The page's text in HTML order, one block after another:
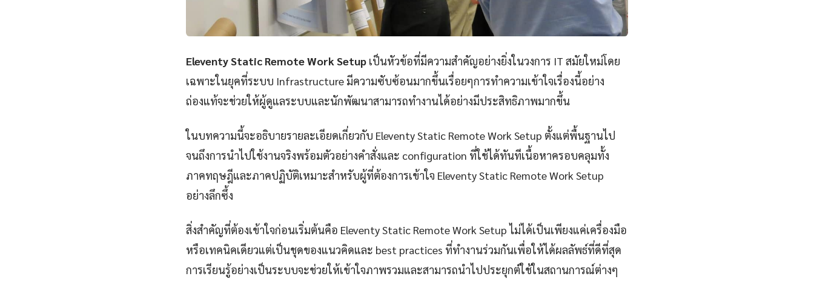
Eleventy Static Remote Work Setup เป็นหัวข้อที่มีความสำคัญอย่างยิ่งในวงการ IT สมัยใหม่โดย
เฉพาะในยุคที่ระบบ Infrastructure มีความซับซ้อนมากขึ้นเรื่อยๆการทำความเข้าใจเรื่องนี้อย่าง
ถ่องแท้จะช่วยให้ผู้ดูแลระบบและนักพัฒนาสามารถทำงานได้อย่างมีประสิทธิภาพมากขึ้น
ในบทความนี้จะอธิบายรายละเอียดเกี่ยวกับ Eleventy Static Remote Work Setup ตั้งแต่พื้นฐานไป
จนถึงการนำไปใช้งานจริงพร้อมตัวอย่างคำสั่งและ configuration ที่ใช้ได้ทันทีเนื้อหาครอบคลุมทั้ง
ภาคทฤษฎีและภาคปฏิบัติเหมาะสำหรับผู้ที่ต้องการเข้าใจ Eleventy Static Remote Work Setup
อย่างลึกซึ้ง
สิ่งสำคัญที่ต้องเข้าใจก่อนเริ่มต้นคือ Eleventy Static Remote Work Setup ไม่ได้เป็นเพียงแค่เครื่องมือ
หรือเทคนิคเดียวแต่เป็นชุดของแนวคิดและ best practices ที่ทำงานร่วมกันเพื่อให้ได้ผลลัพธ์ที่ดีที่สุด
การเรียนรู้อย่างเป็นระบบจะช่วยให้เข้าใจภาพรวมและสามารถนำไปประยุกต์ใช้ในสถานการณ์ต่างๆ